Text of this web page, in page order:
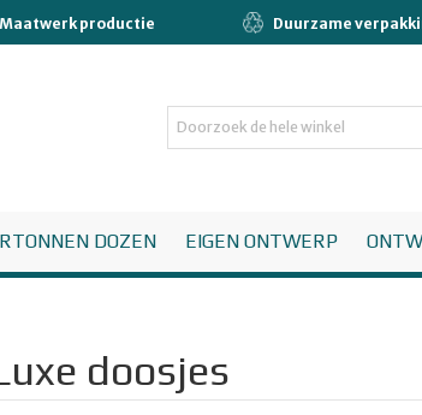
Maatwerk productie Duurzame
DOZEN EIGEN ONTWERP
doosjes